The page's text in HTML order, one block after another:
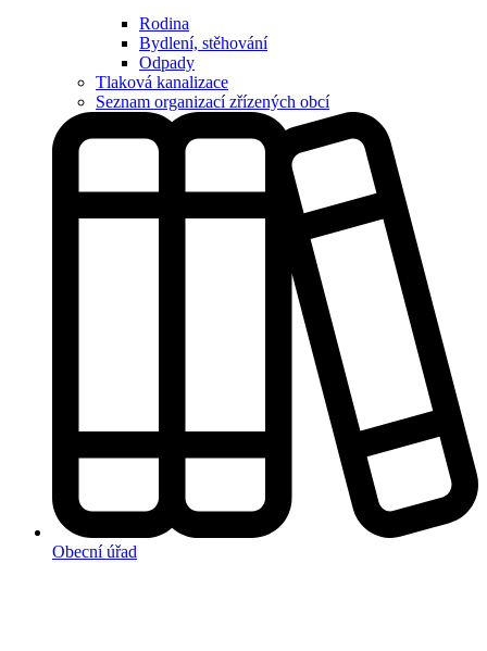
Rodina
Bydlení, stěhování
Odpady
Tlaková kanalizace
Seznam organizací zřízených obcí
Obecní úřad